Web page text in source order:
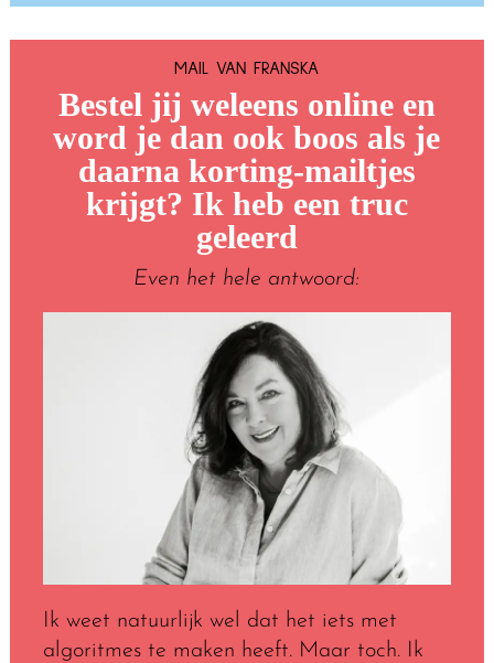
MAIL VAN FRANSKA
Bestel jij weleens online en
word je dan ook boos als je
daarna korting-mailtjes
krijgt? Ik heb een truc
geleerd
Even het hele antwoord:
Ik weet natuurlijk wel dat het iets met
algoritmes te maken heeft. Maar toch. Ik